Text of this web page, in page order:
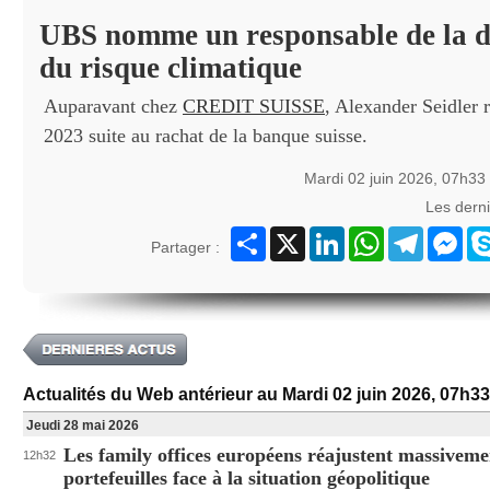
UBS nomme un responsable de la
du risque climatique
Auparavant chez CREDIT SUISSE, Alexander Seidler
2023 suite au rachat de la banque suisse.
Mardi 02 juin 2026,
Les
Partager :
Partager
X LinkedInWhatsAppTelegram
Actualités du Web antérieur au Mardi 02 juin 2026, 07h33
Jeudi 28 mai 2026
12h32 Les family offices européens réajustent
portefeuilles face à la situation géopolitique